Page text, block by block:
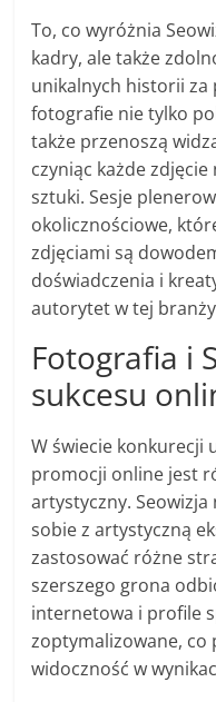
To, co wyróżnia
kadry, ale także
unikalnych historii za
fotografie nie tylko
także przenoszą
czyniąc każde
sztuki. Sesje
okolicznościowe,
zdjęciami są
doświadczenia i
autorytet w tej
Fotografia i
sukcesu
W świecie konkurecji
promocji online jest
artystyczny.
sobie z artystyczną
zastosować różne
szerszego grona
internetowa i profile
zoptymalizowane, co
widoczność w